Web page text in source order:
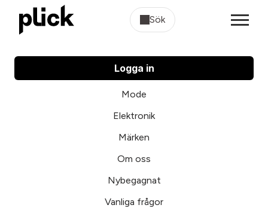
Sök
Logga in
Mode
Elektronik
Märken
Om oss
Nybegagnat
Vanliga frågor